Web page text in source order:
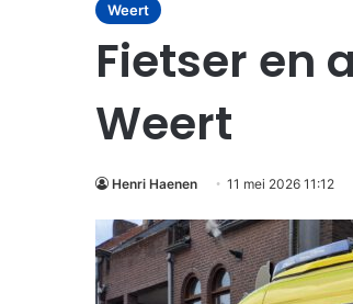
Weert
Fietser en
Weert
Henri Haenen 11 mei 2026 11:12